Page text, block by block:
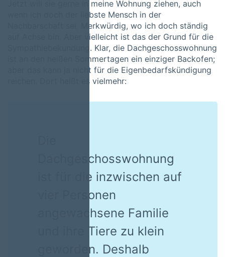
Jetzt will sie gerne in meine Wohnung ziehen, auch
wenn ich doch der liebste Mensch in der
Nachbarschaft sei. Merkwürdig, wo ich doch ständig
auf Achse bin. Aber vielleicht ist das der Grund für die
Sympathiebekundung. Klar, die Dachgeschosswohnung
ist an den heißen Sommertagen ein einziger Backofen;
aber das kann ja nicht für die Eigenbedarfskündigung
reichen. Dort heißt es vielmehr:
Dachgeschosswohnung
ist für die inzwischen auf
vier Personen
angewachsene Familie
und ihre Tiere zu klein
geworden. Deshalb